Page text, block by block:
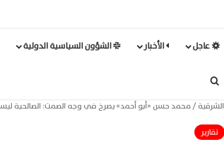
عاجل الأخبار الشؤون السياسية الدولية
تسجيل الدخول
الشرقية/محمد حسن «أبو أحمد» يصرخ في وجه الصمت: الصالحية ليست
تقارير